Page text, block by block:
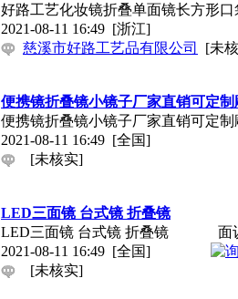
好路工艺化妆镜折叠单面镜长方形
2021-08-11 16:49 [浙江]
慈溪市好路工艺品有限公司
[未
便携镜折叠镜小镜子厂家直销可定
便携镜折叠镜小镜子厂家直销可定
2021-08-11 16:49 [全国]
[未核实]
LED三面镜 台式镜 折叠镜
LED三面镜 台式镜 折叠镜
2021-08-11 16:49 [全国]
[未核实]
面